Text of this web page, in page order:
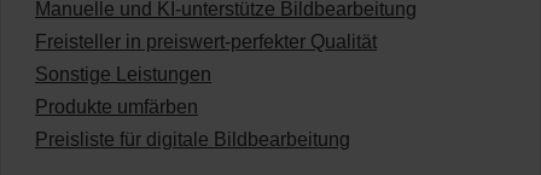
Manuelle und KI-unterstütze Bildbearbeitung
Freisteller in preiswert-perfekter Qualität
Sonstige Leistungen
Produkte umfärben
Preisliste für digitale Bildbearbeitung